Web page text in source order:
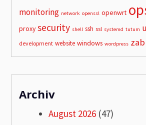
monitoring network openssl openwrt
proxy security shell ssh ssl systemd tutum
development website windows wordpress
Archiv
August 2026 (47)